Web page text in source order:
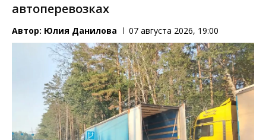
автоперевозках
Автор: Юлия Данилова 07 августа 2026, 19:00